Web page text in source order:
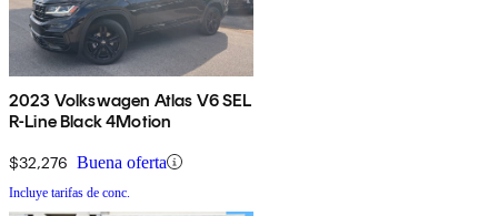
2023 Volkswagen Atlas V6 SEL
R-Line Black 4Motion
$32,276 Buena oferta
Incluye tarifas de conc.